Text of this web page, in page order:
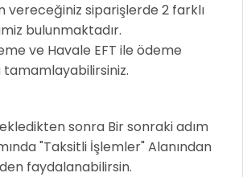
vereceğiniz siparişlerde 2 farklı
bulunmaktadır.
ve Havale EFT ile ödeme
tamamlayabilirsiniz.
sonra Bir sonraki adım
"Taksitli İşlemler" Alanından
faydalanabilirsin.